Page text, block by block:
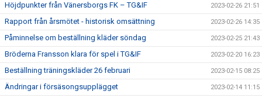
Höjdpunkter från Vänersborgs FK – TG&IF 2023-02-26 21:51
Rapport från årsmötet - historisk omsättning 2023-02-26 14:35
Påminnelse om beställning kläder söndag 2023-02-25 21:43
Bröderna Fransson klara för spel i TG&IF 2023-02-20 16:23
Beställning träningskläder 26 februari 2023-02-15 08:25
Ändringar i försäsongsupplägget 2023-02-14 11:15